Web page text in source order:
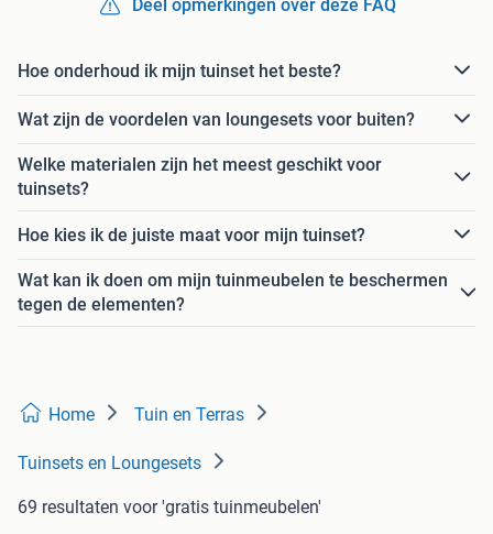
Deel opmerkingen over deze FAQ
Hoe onderhoud ik mijn tuinset het beste?
Wat zijn de voordelen van loungesets voor buiten?
Welke materialen zijn het meest geschikt voor
tuinsets?
Hoe kies ik de juiste maat voor mijn tuinset?
Wat kan ik doen om mijn tuinmeubelen te beschermen
tegen de elementen?
Home Tuin en Terras
Tuinsets en Loungesets
69 resultaten voor 'gratis tuinmeubelen'